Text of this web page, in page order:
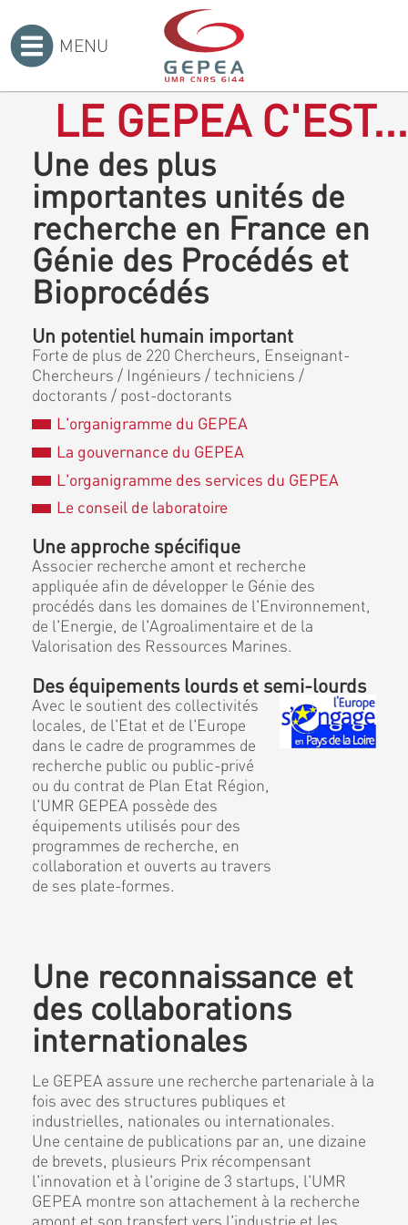
MENU
LE GEPEA C'EST...
Une des plus
importantes unités de
recherche en France en
Génie des Procédés et
Bioprocédés
Un potentiel humain important
Forte de plus de 220 Chercheurs, Enseignant-
Chercheurs / Ingénieurs / techniciens /
doctorants / post-doctorants
L'organigramme du GEPEA
La gouvernance du GEPEA
L'organigramme des services du GEPEA
Le conseil de laboratoire
Une approche spécifique
Associer recherche amont et recherche
appliquée afin de développer le Génie des
procédés dans les domaines de l'Environnement,
de l'Energie, de l'Agroalimentaire et de la
Valorisation des Ressources Marines.
Des équipements lourds et semi-lourds
Avec le soutient des collectivités
locales, de l'Etat et de l'Europe
dans le cadre de programmes de
recherche public ou public-privé
ou du contrat de Plan Etat Région,
l'UMR GEPEA possède des
équipements utilisés pour des
programmes de recherche, en
collaboration et ouverts au travers
de ses plate-formes.
Une reconnaissance et
des collaborations
internationales
Le GEPEA assure une recherche partenariale à la
fois avec des structures publiques et
industrielles, nationales ou internationales.
Une centaine de publications par an, une dizaine
de brevets, plusieurs Prix récompensant
l'innovation et à l'origine de 3 startups, l'UMR
GEPEA montre son attachement à la recherche
amont et son transfert vers l'industrie et les